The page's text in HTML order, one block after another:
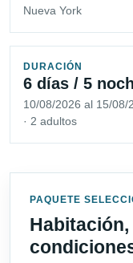
Nueva York
DURACIÓN
6 días / 5
10/08/2026 al 15/08/
· 2 adultos
PAQUETE